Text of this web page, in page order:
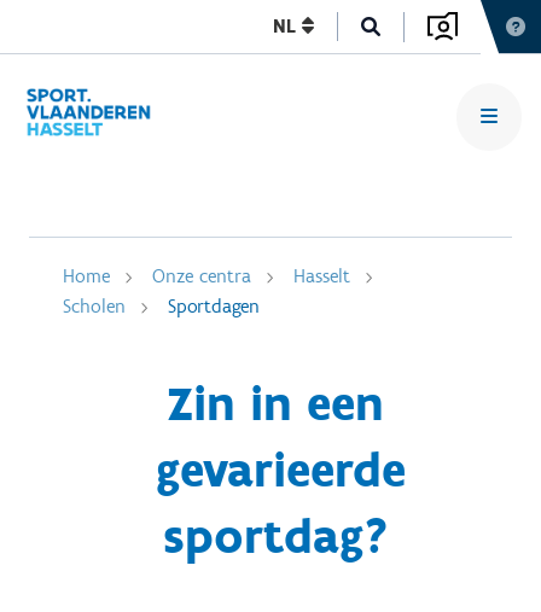
NL
Home Onze centra
Hasselt
Scholen
Sportdagen
Zin in een
gevarieerde
sportdag?